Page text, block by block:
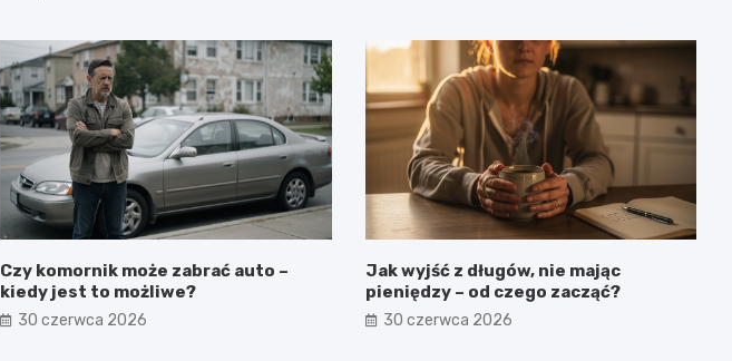
Czy komornik może zabrać auto –
kiedy jest to możliwe?
30 czerwca 2026
Jak wyjść z długów, nie mając
pieniędzy – od czego zacząć?
30 czerwca 2026